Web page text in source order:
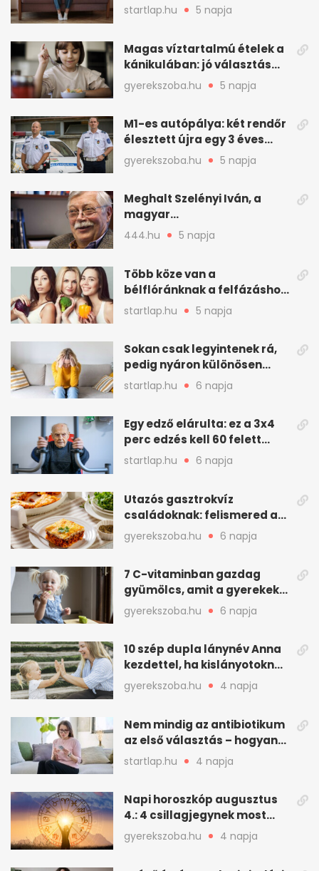
felfázás esetén?
startlap.hu 5 napja
Magas víztartalmú ételek a
kánikulában: jó választás
gyerekeknek
gyerekszoba.hu 5 napja
M1-es autópálya: két rendőr
élesztett újra egy 3 éves
kisfiút
gyerekszoba.hu 5 napja
Meghalt Szelényi Iván, a
magyar
társadalomtudomány
meghatározó alakja
444.hu 5 napja
Több köze van a
bélflóránknak a felfázáshoz,
mint hinnénk – Így védhetjük
nyáron a húgyutakat (x)
startlap.hu 5 napja
Sokan csak legyintenek rá,
pedig nyáron különösen
gyakran jelentkezik ez a
kellemetlen betegség
startlap.hu 6 napja
Egy edző elárulta: ez a 3x4
perc edzés kell 60 felett
mindenkinek
startlap.hu 6 napja
Utazós gasztrokvíz
családoknak: felismered az
asadót és társait?
gyerekszoba.hu 6 napja
7 C-vitaminban gazdag
gyümölcs, amit a gyerekek
is szívesen megesznek
gyerekszoba.hu 6 napja
10 szép dupla lánynév Anna
kezdettel, ha kislányotoknak
kerestek nevet
gyerekszoba.hu 4 napja
Nem mindig az antibiotikum
az első választás – hogyan
kezeljük a felfázást? (x)
startlap.hu 4 napja
Napi horoszkóp augusztus
4.: 4 csillagjegynek most
minden összejön
gyerekszoba.hu 4 napja